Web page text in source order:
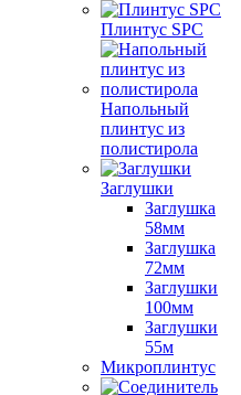
Плинтус SPC
Напольный
плинтус из
полистирола
Заглушки
Заглушка
58мм
Заглушка
72мм
Заглушки
100мм
Заглушки
55м
Микроплинтус